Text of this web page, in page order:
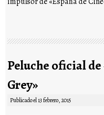
Peluche oficial
Grey»
Publicado el13 febrero, 2015